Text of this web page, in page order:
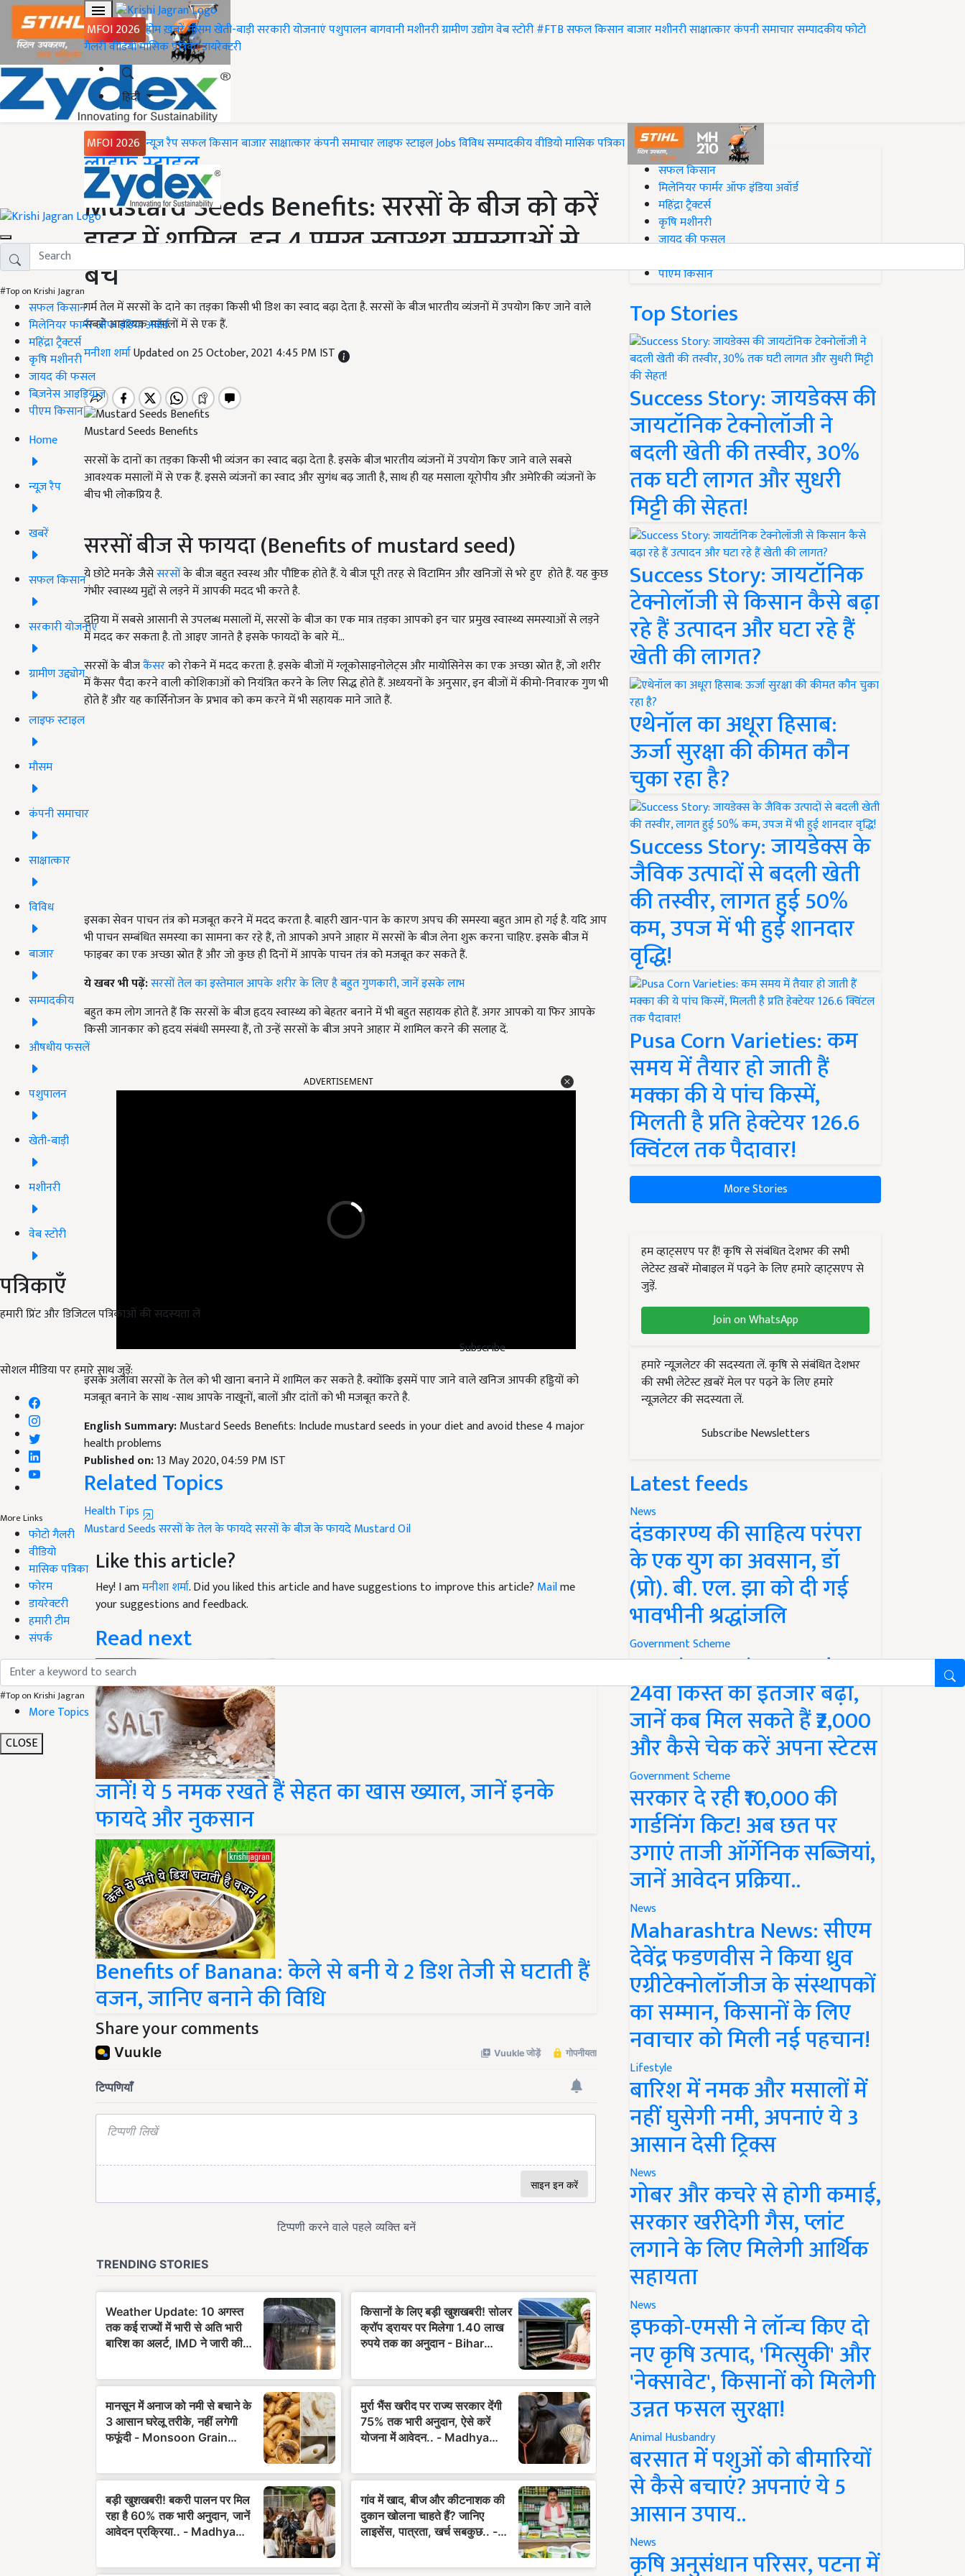
MFOI 2026 होमख़बरेंमौसमखेती-बाड़ीसरकारी योजनाएंपशुपालनबागवानीमशीनरीग्रामीण उद्योगवेब स्टोरी#FTBसफल किसानबाजारमशीनरीसाक्षात्कारकंपनी समाचारसम्पादकीयफोटो
गैलरीवीडियोमासिक पत्रिकाडायरेक्टरी
हिंदी
MFOI 2026 न्यूज़ रैपसफल किसानबाजारसाक्षात्कारकंपनी समाचारलाइफ स्टाइलJobsविविधसम्पादकीयवीडियोमासिक पत्रिका
#Top on Krishi Jagran
सफल किसान
मिलेनियर फार्मर ऑफ इंडिया अवॉर्ड
महिंद्रा ट्रैक्टर्स
कृषि मशीनरी
जायद की फसल
बिज़नेस आइडियाज
पीएम किसान
Home
न्यूज़ रैप
खबरें
सफल किसान
सरकारी योजनाएं
ग्रामीण उद्द्योग
लाइफ स्टाइल
मौसम
कंपनी समाचार
साक्षात्कार
विविध
बाजार
सम्पादकीय
औषधीय फसलें
पशुपालन
खेती-बाड़ी
मशीनरी
वेब स्टोरी
पत्रिकाएँ
हमारी प्रिंट और डिजिटल पत्रिकाओं की सदस्यता लें
Subscribe
सोशल मीडिया पर हमारे साथ जुड़ें:
More Links
फोटो गैलरी
वीडियो
मासिक पत्रिका
फोरम
डायरेक्टरी
हमारी टीम
संपर्क
#Top on Krishi Jagran
More Topics
CLOSE
Home
लाइफ स्टाइल
Mustard Seeds Benefits: सरसों के बीज को करें
डाइट में शामिल, इन 4 प्रमुख स्वास्थ्य समस्याओं से
बचें
गर्म तेल में सरसों के दाने का तड़का किसी भी डिश का स्वाद बढ़ा देता है. सरसों के बीज भारतीय व्यंजनों में उपयोग किए जाने वाले
सबसे आवश्यक मसालों में से एक हैं.
मनीशा शर्माUpdated on 25 October, 2021 4:45 PM IST
Mustard Seeds Benefits
सरसों के दानों का तड़का किसी भी व्यंजन का स्वाद बढ़ा देता है. इसके बीज भारतीय व्यंजनों में उपयोग किए जाने वाले सबसे
आवश्यक मसालों में से एक हैं. इससे व्यंजनों का स्वाद और सुगंध बढ़ जाती है, साथ ही यह मसाला यूरोपीय और अमेरिकी व्यंजनों के
बीच भी लोकप्रिय है.
सरसों बीज से फायदा (Benefits of mustard seed)
ये छोटे मनके जैसेसरसोंके बीज बहुत स्वस्थ और पौष्टिक होते हैं. ये बीज पूरी तरह से विटामिन और खनिजों से भरे हुए होते हैं. यह कुछ
गंभीर स्वास्थ्य मुद्दों से लड़ने में आपकी मदद भी करते है.
दुनिया में सबसे आसानी से उपलब्ध मसालों में, सरसों के बीज का एक मात्र तड़का आपको इन चार प्रमुख स्वास्थ्य समस्याओं से लड़ने
में मदद कर सकता है. तो आइए जानते है इसके फायदों के बारे में...
सरसों के बीजकैंसरको रोकने में मदद करता है. इसके बीजों में ग्लूकोसाइनोलेट्स और मायोसिनेस का एक अच्छा स्रोत हैं, जो शरीर
में कैंसर पैदा करने वाली कोशिकाओं को नियंत्रित करने के लिए सिद्ध होते हैं. अध्ययनों के अनुसार, इन बीजों में कीमो-निवारक गुण भी
होते हैं और यह कार्सिनोजन के प्रभाव को कम करने में भी सहायकमाने जाते हैं.
इसका सेवन पाचन तंत्र को मजबूत करने में मदद करता है. बाहरी खान-पान के कारण अपच की समस्या बहुत आम हो गई है. यदि आप
भी पाचन सम्बंधित समस्या का सामना कर रहे हैं, तो आपको अपने आहार में सरसों के बीज लेना शुरू करना चाहिए. इसके बीज में
फाइबर का एक अच्छा स्रोत हैं और जो कुछ ही दिनों में आपके पाचन तंत्र को मजबूत कर सकते हैं.
ये खबर भी पढ़ें:सरसों तेल का इस्तेमाल आपके शरीर के लिए है बहुत गुणकारी, जानें इसके लाभ
बहुत कम लोग जानते हैं कि सरसों के बीज हृदय स्वास्थ्य को बेहतर बनाने में भी बहुत सहायक होते हैं. अगर आपको या फिर आपके
किसी जानकार को हृदय संबंधी समस्या हैं, तो उन्हें सरसों के बीज अपने आहार में शामिल करने की सलाह दें.
ADVERTISEMENT
इसके अलावा सरसों के तेल को भी खाना बनाने में शामिल कर सकते है. क्योंकि इसमें पाए जाने वाले खनिज आपकी हड्डियों को
मजबूत बनाने के साथ -साथ आपके नाखूनों, बालों और दांतों को भी मजबूत करते है.
English Summary:Mustard Seeds Benefits: Include mustard seeds in your diet and avoid these 4 major
health problems
Published on:13 May 2020, 04:59 PM IST
Related Topics
Health Tips
Mustard Seedsसरसों के तेल के फायदेसरसों के बीज के फायदेMustard Oil
Like this article?
Hey! I amमनीशा शर्मा. Did you liked this article and have suggestions to improve this article? Mailme
your suggestions and feedback.
Read next
जानें! ये 5 नमक रखते हैं सेहत का खास ख्याल, जानें इनके
फायदे और नुकसान
Benefits of Banana: केले से बनी ये 2 डिश तेजी से घटाती हैं
वजन, जानिए बनाने की विधि
Share your comments
#Top on Krishi Jagran
सफल किसान
मिलेनियर फार्मर ऑफ इंडिया अवॉर्ड
महिंद्रा ट्रैक्टर्स
कृषि मशीनरी
जायद की फसल
पीएम किसान
Top Stories
Success Story: जायडेक्स की
जायटॉनिक टेक्नोलॉजी ने
बदली खेती की तस्वीर, 30%
तक घटी लागत और सुधरी
मिट्टी की सेहत!
Success Story: जायटॉनिक
टेक्नोलॉजी से किसान कैसे बढ़ा
रहे हैं उत्पादन और घटा रहे हैं
खेती की लागत?
एथेनॉल का अधूरा हिसाब:
ऊर्जा सुरक्षा की कीमत कौन
चुका रहा है?
Success Story: जायडेक्स के
जैविक उत्पादों से बदली खेती
की तस्वीर, लागत हुई 50%
कम, उपज में भी हुई शानदार
वृद्धि!
Pusa Corn Varieties: कम
समय में तैयार हो जाती हैं
मक्का की ये पांच किस्में,
मिलती है प्रति हेक्टेयर 126.6
क्विंटल तक पैदावार!
More Stories
हम व्हाट्सएप पर हैं! कृषि से संबंधित देशभर की सभी
लेटेस्ट ख़बरें मोबाइल में पढ़ने के लिए हमारे व्हाट्सएप से
जुड़ें.
Join on WhatsApp
हमारे न्यूज़लेटर की सदस्यता लें. कृषि से संबंधित देशभर
की सभी लेटेस्ट ख़बरें मेल पर पढ़ने के लिए हमारे
न्यूज़लेटर की सदस्यता लें.
Subscribe Newsletters
Latest feeds
News
दंडकारण्य की साहित्य परंपरा
के एक युग का अवसान, डॉ
(प्रो). बी. एल. झा को दी गई
भावभीनी श्रद्धांजलि
Government Scheme
PM Kisan Yojana Update:
24वीं किस्त का इंतजार बढ़ा,
जानें कब मिल सकते हैं ₹2,000
और कैसे चेक करें अपना स्टेटस
Government Scheme
सरकार दे रही ₹10,000 की
गार्डनिंग किट! अब छत पर
उगाएं ताजी ऑर्गेनिक सब्जियां,
जानें आवेदन प्रक्रिया..
News
Maharashtra News: सीएम
देवेंद्र फडणवीस ने किया ध्रुव
एग्रीटेक्नोलॉजीज के संस्थापकों
का सम्मान, किसानों के लिए
नवाचार को मिली नई पहचान!
Lifestyle
बारिश में नमक और मसालों में
नहीं घुसेगी नमी, अपनाएं ये 3
आसान देसी ट्रिक्स
News
गोबर और कचरे से होगी कमाई,
सरकार खरीदेगी गैस, प्लांट
लगाने के लिए मिलेगी आर्थिक
सहायता
News
इफको-एमसी ने लॉन्च किए दो
नए कृषि उत्पाद, 'मित्सुकी' और
'नेक्सावेट', किसानों को मिलेगी
उन्नत फसल सुरक्षा!
Animal Husbandry
बरसात में पशुओं को बीमारियों
से कैसे बचाएं? अपनाएं ये 5
आसान उपाय..
News
कृषि अनुसंधान परिसर, पटना में